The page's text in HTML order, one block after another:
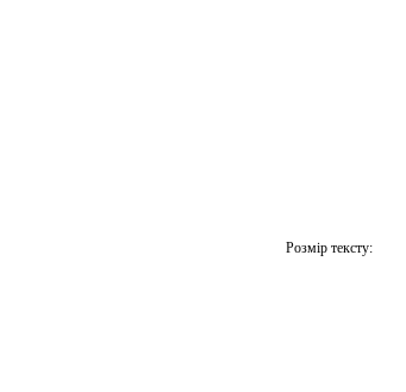
Розмір тексту: